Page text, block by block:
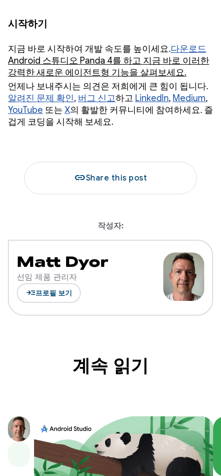
시작하기
지금 바로 시작하여 개발 속도를 높이세요.다운로드
Android 스튜디오 Panda 4를 하고 지금 바로 이러한
강력한 새로운 에이전트형 기능을 살펴보세요.
언제나 보내주시는 의견은 저희에게 큰 힘이 됩니다.
알려진 문제 확인, 버그 신고하고 LinkedIn, Medium,
YouTube 또는 X의 활발한 커뮤니티에 참여하세요. 즐
겁게 코딩을 시작해 보세요.
linkShare this post
작성자:
Matt Dyor
선임 제품 관리자
read_more프로필 보기
계속 읽기